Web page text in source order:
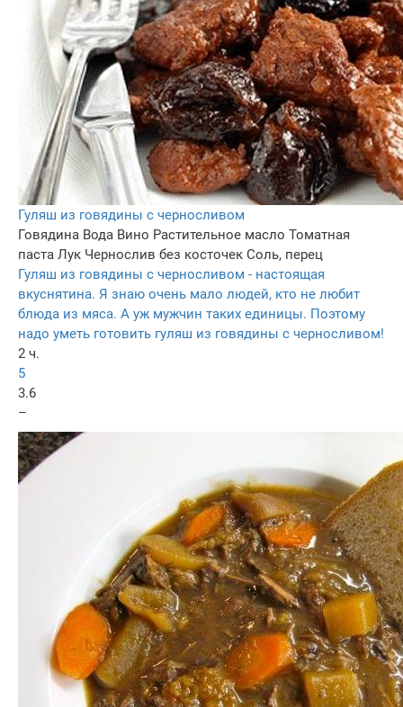
Гуляш из говядины с черносливом
Говядина Вода Вино Растительное масло Томатная
паста Лук Чернослив без косточек Соль, перец
Гуляш из говядины с черносливом - настоящая
вкуснятина. Я знаю очень мало людей, кто не любит
блюда из мяса. А уж мужчин таких единицы. Поэтому
надо уметь готовить гуляш из говядины с черносливом!
2 ч.
5
3.6
–